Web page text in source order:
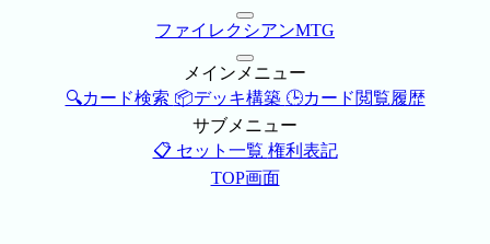
ファイレクシアンMTG
メインメニュー
🔍カード検索 📦デッキ構築 🕒カード閲覧履歴
サブメニュー
📋 セット一覧 権利表記
TOP画面